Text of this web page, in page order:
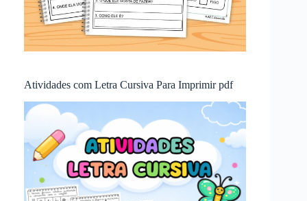
Atividades com Letra Cursiva Para Imprimir pdf